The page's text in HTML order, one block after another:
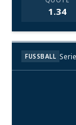
1.34
FUSSBALL